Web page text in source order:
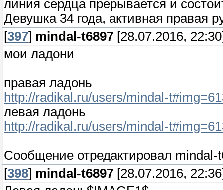
линия сердца прерывается и
Девушка 34 года, активная правая
[397] mindal-t6897 [28.07.2016,
мои ладони
правая ладонь
http://radikal.ru/users/mindal-
левая ладонь
http://radikal.ru/users/mindal-
Сообщение отредактировал mindal-
[398] mindal-t6897 [28.07.2016,